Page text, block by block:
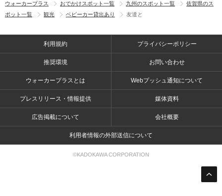
ウォーカープラス おでかけスポット一覧 九州のスポット一覧
佐賀県のス
ポット一覧
観光 ベビーカー貸出あり 友達と
利用規約 プライバシーポリシー
推奨環境 お問い合わせ
ウォーカープラスとは Webプッシュ通知について
プレスリリース・情報提供 媒体資料
広告掲載について 会社概要
利用者情報の外部送信について
©KADOKAWA CORPORATION